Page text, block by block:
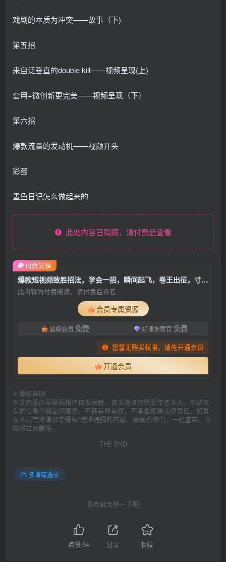
戏剧的本质为冲突——故事（下)
第五招
来自泛垂直的double kill——视频呈现(上)
套用+微创新更完美——视频呈现（下）
第六招
爆款流量的发动机——视频开头
彩蛋
墨鱼日记怎么做起来的
此处内容已隐藏，请付费后查看
爆款短视频致胜招法，学会一招，瞬间起飞，卷王出征，寸草不生
此内容为付费阅读，请付费后查看
会员专属资源
超级会员 免费 好课推荐官 免费
您暂无购买权限，请先开通会员
开通会员
付费阅读
© 版权声明
本文内容由互联网用户自发贡献，该文观点仅代表作者本人。本站仅
提供信息存储空间服务，不拥有所有权，不承担相关法律责任。如发
现本站有涉嫌抄袭侵权/违法违规的内容，请联系我们，一经查实，本
站将立刻删除。
THE END
多课精选④
喜欢就支持一下吧
点赞64 分享 收藏